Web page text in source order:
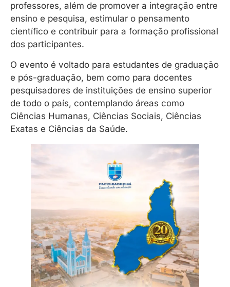
professores, além de promover a integração entre
ensino e pesquisa, estimular o pensamento
científico e contribuir para a formação profissional
dos participantes.
O evento é voltado para estudantes de graduação
e pós-graduação, bem como para docentes
pesquisadores de instituições de ensino superior
de todo o país, contemplando áreas como
Ciências Humanas, Ciências Sociais, Ciências
Exatas e Ciências da Saúde.